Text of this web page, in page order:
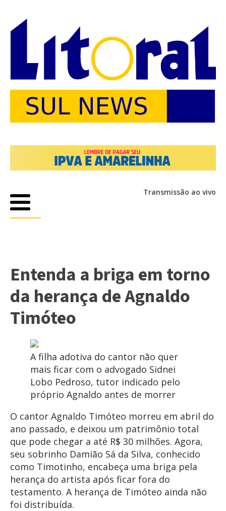
Transmissão ao vivo
Entenda a briga em torno
da herança de Agnaldo
Timóteo
A filha adotiva do cantor não quer
mais ficar com o advogado Sidnei
Lobo Pedroso, tutor indicado pelo
próprio Agnaldo antes de morrer
O cantor Agnaldo Timóteo morreu em abril do
ano passado, e deixou um patrimônio total
que pode chegar a até R$ 30 milhões. Agora,
seu sobrinho Damião Sá da Silva, conhecido
como Timotinho, encabeça uma briga pela
herança do artista após ficar fora do
testamento. A herança de Timóteo ainda não
foi distribuída.